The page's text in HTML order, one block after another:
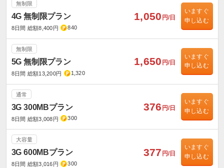
無制限
4G 無制限プラン
8日間 総額8,400円 840
1,050 円/日
いますぐ
申し込む
無制限
5G 無制限プラン
8日間 総額13,200円 1,320
1,650 円/日
いますぐ
申し込む
通常
3G 300MBプラン
8日間 総額3,008円 300
376 円/日
いますぐ
申し込む
大容量
3G 600MBプラン
8日間 総額3,016円 300
377 円/日
いますぐ
申し込む